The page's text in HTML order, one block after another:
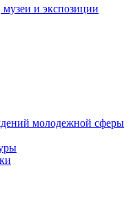
и экспозиции
молодежной сферы